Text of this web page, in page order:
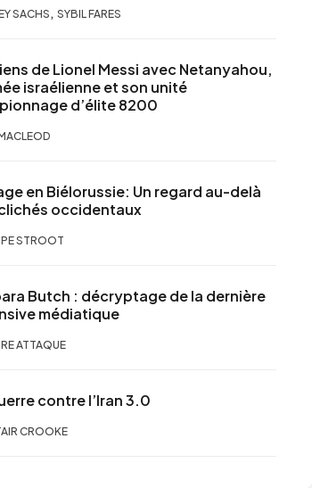
SACHS , SYBIL FARES
de Lionel Messi avec Netanyahou,
israélienne et son unité
d’élite 8200
en Biélorussie: Un regard au-delà
occidentaux
STROOT
Butch : décryptage de la dernière
médiatique
ATTAQUE
contre l’Iran 3.0
CROOKE